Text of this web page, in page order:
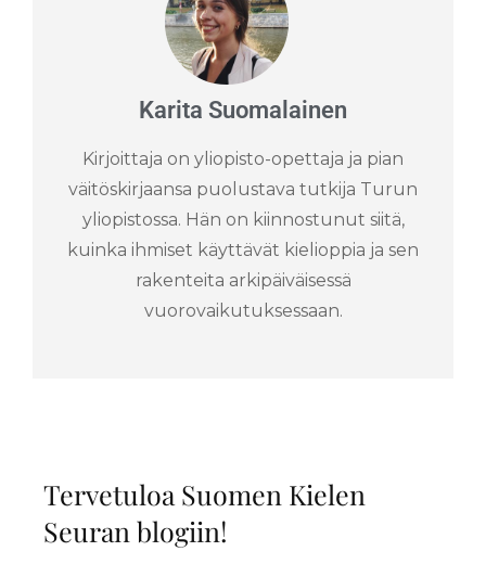
Karita Suomalainen
Kirjoittaja on yliopisto-opettaja ja pian
väitöskirjaansa puolustava tutkija Turun
yliopistossa. Hän on kiinnostunut siitä,
kuinka ihmiset käyttävät kielioppia ja sen
rakenteita arkipäiväisessä
vuorovaikutuksessaan.
Tervetuloa Suomen Kielen
Seuran blogiin!